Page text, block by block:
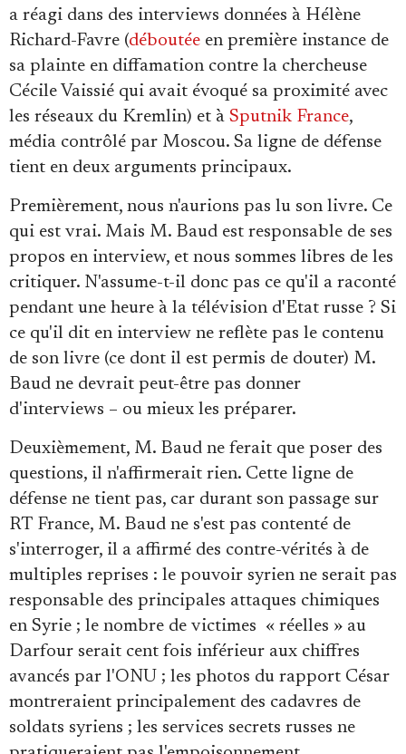
a réagi dans des interviews données à Hélène
Richard-Favre (déboutée en première instance de
sa plainte en diffamation contre la chercheuse
Cécile Vaissié qui avait évoqué sa proximité avec
les réseaux du Kremlin) et à Sputnik France,
média contrôlé par Moscou. Sa ligne de défense
tient en deux arguments principaux.
Premièrement, nous n'aurions pas lu son livre. Ce
qui est vrai. Mais M. Baud est responsable de ses
propos en interview, et nous sommes libres de les
critiquer. N'assume-t-il donc pas ce qu'il a raconté
pendant une heure à la télévision d'Etat russe ? Si
ce qu'il dit en interview ne reflète pas le contenu
de son livre (ce dont il est permis de douter) M.
Baud ne devrait peut-être pas donner
d'interviews – ou mieux les préparer.
Deuxièmement, M. Baud ne ferait que poser des
questions, il n'affirmerait rien. Cette ligne de
défense ne tient pas, car durant son passage sur
RT France, M. Baud ne s'est pas contenté de
s'interroger, il a affirmé des contre-vérités à de
multiples reprises : le pouvoir syrien ne serait pas
responsable des principales attaques chimiques
en Syrie ; le nombre de victimes « réelles » au
Darfour serait cent fois inférieur aux chiffres
avancés par l'ONU ; les photos du rapport César
montreraient principalement des cadavres de
soldats syriens ; les services secrets russes ne